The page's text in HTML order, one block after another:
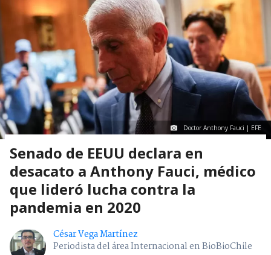
Doctor Anthony Fauci | EFE
Senado de EEUU declara en
desacato a Anthony Fauci, médico
que lideró lucha contra la
pandemia en 2020
César Vega Martínez
Periodista del área Internacional en BioBioChile